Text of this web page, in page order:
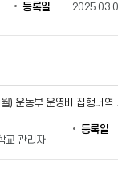
등록일
) 운동부 운영비 집행내역
교 관리자
등록일